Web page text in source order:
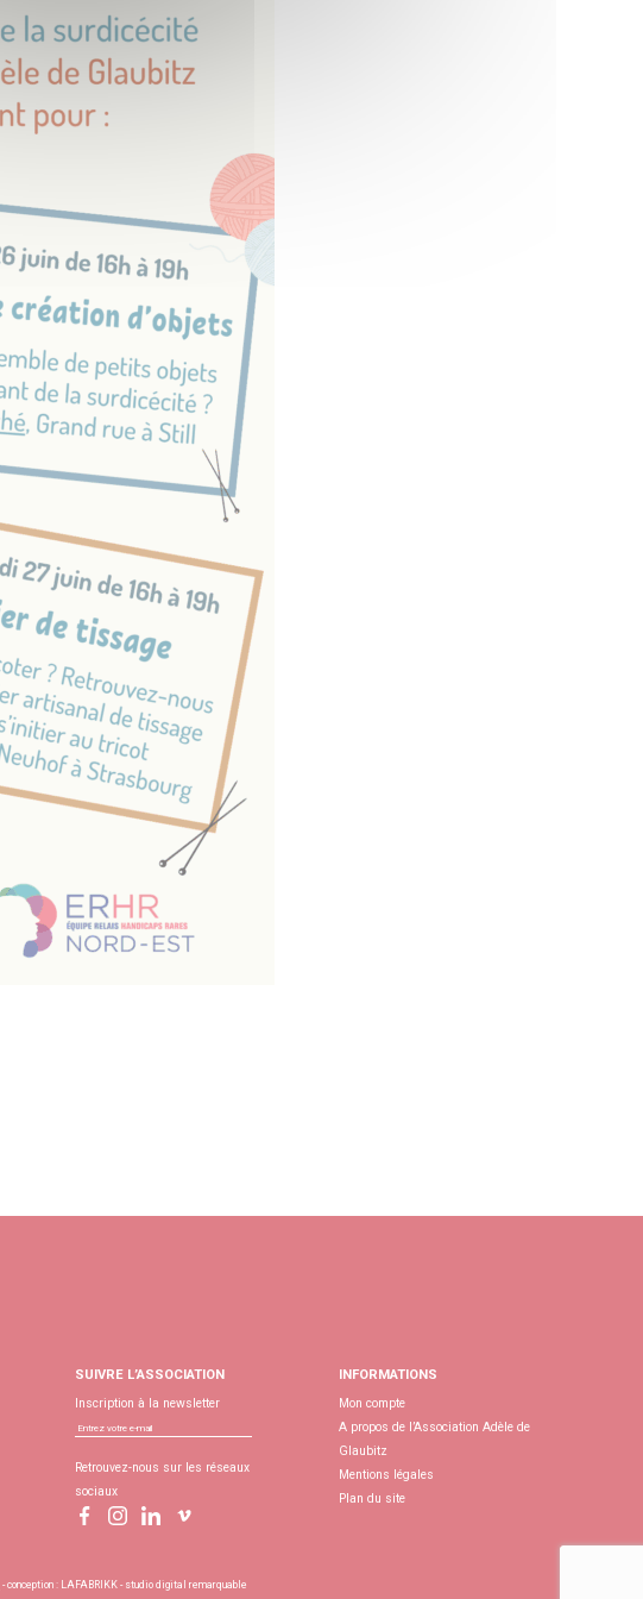
SUIVRE L’ASSOCIATION
Inscription à la newsletter
Retrouvez-nous sur les réseaux
sociaux
INFORMATIONS
Mon compte
A propos de l’Association Adèle de
Glaubitz
Mentions légales
Plan du site
- conception : LAFABRIKK - studio digital remarquable